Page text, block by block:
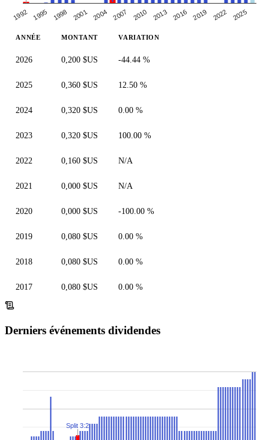
1992 1995 1998 2001 2004 2007 2010 2013 2016 2019 2022 2025
ANNÉE MONTANT VARIATION
2026 0,200 $US -44.44 %
2025 0,360 $US 12.50 %
2024 0,320 $US 0.00 %
2023 0,320 $US 100.00 %
2022 0,160 $US N/A
2021 0,000 $US N/A
2020 0,000 $US -100.00 %
2019 0,080 $US 0.00 %
2018 0,080 $US 0.00 %
2017 0,080 $US 0.00 %
Derniers événements dividendes
Split 3:2